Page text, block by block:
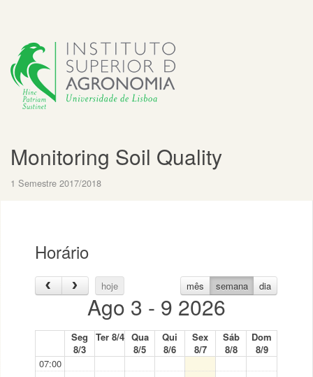
Monitoring Soil Quality
1 Semestre 2017/2018
Horário
hoje mês semana dia
Ago 3 - 9 2026
Seg
8/3
Ter 8/4 Qua
8/5
Qui
8/6
Sex
8/7
Sáb
8/8
Dom
8/9
07:00